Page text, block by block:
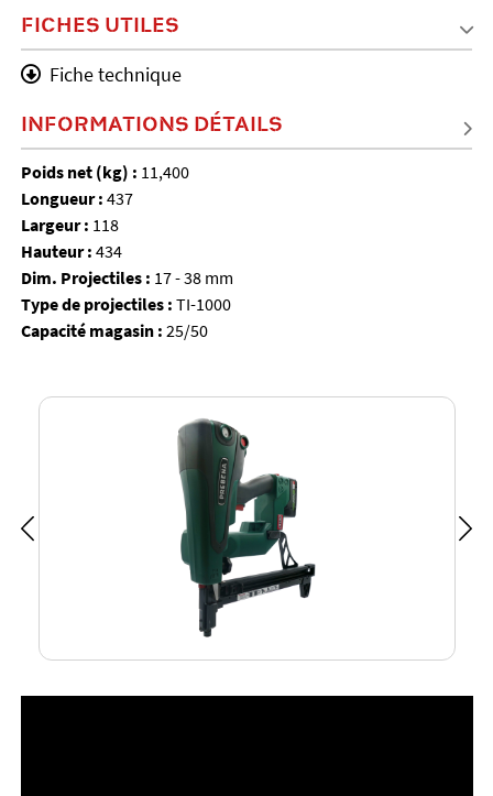
FICHES UTILES
Fiche technique
INFORMATIONS DÉTAILS
Poids net (kg) : 11,400
Longueur : 437
Largeur : 118
Hauteur : 434
Dim. Projectiles : 17 - 38 mm
Type de projectiles : TI-1000
Capacité magasin : 25/50